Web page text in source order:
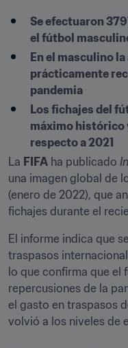
Se efectuaron
el fútbol
En el masculino
prácticamente
pandemia
Los fichajes del
máximo histórico
respecto a 2021
La FIFA ha publicado
una imagen global de
(enero de 2022), que
fichajes durante el
El informe indica que
traspasos
lo que confirma que el
repercusiones de la
el gasto en traspasos
volvió a los niveles de